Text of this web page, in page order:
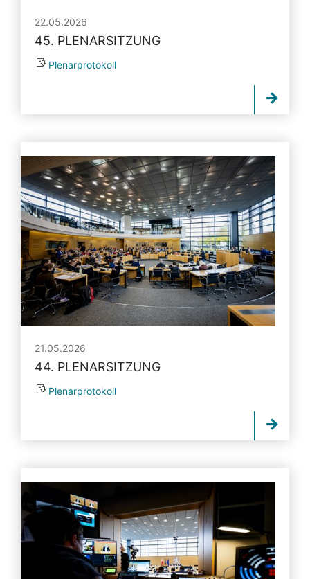
22.05.2026
45. PLENARSITZUNG
Plenarprotokoll
21.05.2026
44. PLENARSITZUNG
Plenarprotokoll